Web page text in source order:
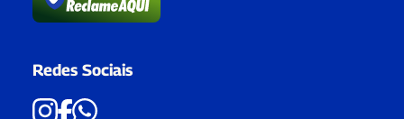
Redes Sociais